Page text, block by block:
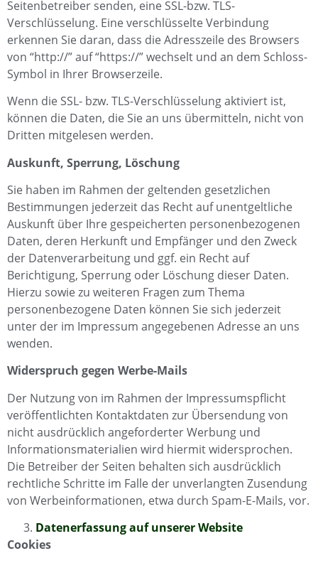
Seitenbetreiber senden, eine SSL-bzw. TLS-
Verschlüsselung. Eine verschlüsselte Verbindung
erkennen Sie daran, dass die Adresszeile des Browsers
von “http://” auf “https://” wechselt und an dem Schloss-
Symbol in Ihrer Browserzeile.
Wenn die SSL- bzw. TLS-Verschlüsselung aktiviert ist,
können die Daten, die Sie an uns übermitteln, nicht von
Dritten mitgelesen werden.
Auskunft, Sperrung, Löschung
Sie haben im Rahmen der geltenden gesetzlichen
Bestimmungen jederzeit das Recht auf unentgeltliche
Auskunft über Ihre gespeicherten personenbezogenen
Daten, deren Herkunft und Empfänger und den Zweck
der Datenverarbeitung und ggf. ein Recht auf
Berichtigung, Sperrung oder Löschung dieser Daten.
Hierzu sowie zu weiteren Fragen zum Thema
personenbezogene Daten können Sie sich jederzeit
unter der im Impressum angegebenen Adresse an uns
wenden.
Widerspruch gegen Werbe-Mails
Der Nutzung von im Rahmen der Impressumspflicht
veröffentlichten Kontaktdaten zur Übersendung von
nicht ausdrücklich angeforderter Werbung und
Informationsmaterialien wird hiermit widersprochen.
Die Betreiber der Seiten behalten sich ausdrücklich
rechtliche Schritte im Falle der unverlangten Zusendung
von Werbeinformationen, etwa durch Spam-E-Mails, vor.
Datenerfassung auf unserer Website
Cookies